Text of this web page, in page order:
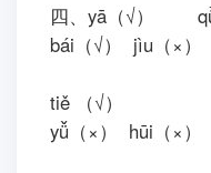
四、yā（√）
bái（√） jìu（×）
tiě （√）
yǚ（×） hūi（×）